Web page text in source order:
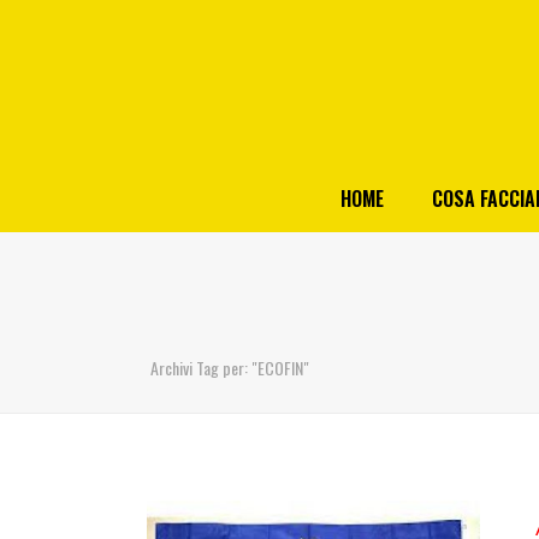
HOME COSA
Archivi Tag per: "ECOFIN"